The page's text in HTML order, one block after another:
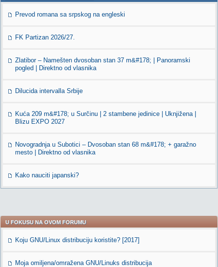
Prevod romana sa srpskog na engleski
FK Partizan 2026/27.
Zlatibor – Namešten dvosoban stan 37 m&#178; | Panoramski
pogled | Direktno od vlasnika
Dilucida intervalla Srbije
Kuća 209 m&#178; u Surčinu | 2 stambene jedinice | Uknjižena |
Blizu EXPO 2027
Novogradnja u Subotici – Dvosoban stan 68 m&#178; + garažno
mesto | Direktno od vlasnika
Kako nauciti japanski?
U FOKUSU NA OVOM FORUMU
Koju GNU/Linux distribuciju koristite? [2017]
Moja omiljena/omražena GNU/Linuks distribucija